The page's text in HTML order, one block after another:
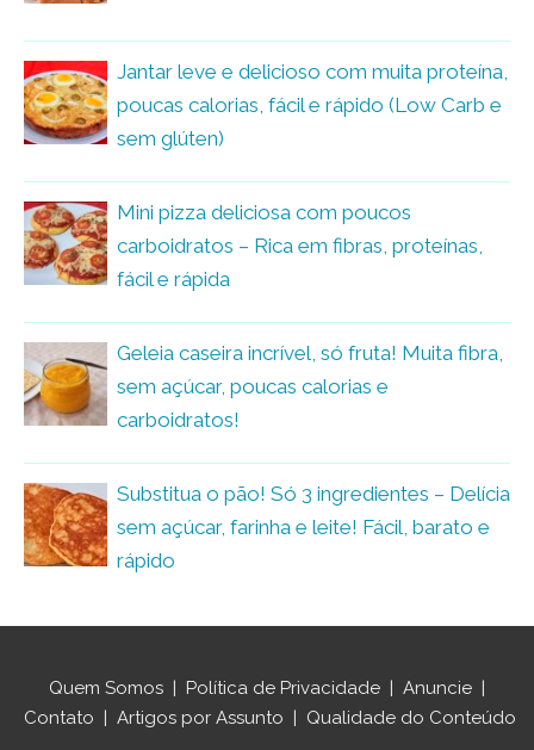
Jantar leve e delicioso com muita proteína,
poucas calorias, fácil e rápido (Low Carb e
sem glúten)
Mini pizza deliciosa com poucos
carboidratos – Rica em fibras, proteínas,
fácil e rápida
Geleia caseira incrível, só fruta! Muita fibra,
sem açúcar, poucas calorias e
carboidratos!
Substitua o pão! Só 3 ingredientes – Delícia
sem açúcar, farinha e leite! Fácil, barato e
rápido
Quem Somos Política de Privacidade Anuncie
Contato
Artigos por Assunto Qualidade do Conteúdo